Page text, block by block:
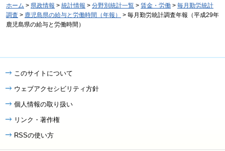
ホーム > 県政情報 > 統計情報 > 分野別統計一覧 > 賃金・労働 > 毎月勤労統計
調査 > 鹿児島県の給与と労働時間（年報）
> 毎月勤労統計調査年報（平成29年
鹿児島県の給与と労働時間）
このサイトについて
ウェブアクセシビリティ方針
個人情報の取り扱い
リンク・著作権
RSSの使い方